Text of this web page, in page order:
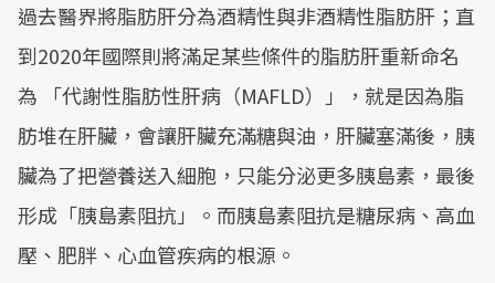
Mute
過去醫界將脂肪肝分為酒精性與非酒精性脂肪肝；直
到2020年國際則將滿足某些條件的脂肪肝重新命名
為 「代謝性脂肪性肝病（MAFLD）」，就是因為脂
肪堆在肝臟，會讓肝臟充滿糖與油，肝臟塞滿後，胰
臟為了把營養送入細胞，只能分泌更多胰島素，最後
形成「胰島素阻抗」。而胰島素阻抗是糖尿病、高血
壓、肥胖、心血管疾病的根源。